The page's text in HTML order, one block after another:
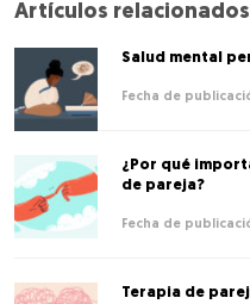
Artículos relacionados
Salud mental
¿Por qué
de pareja?
Terapia de